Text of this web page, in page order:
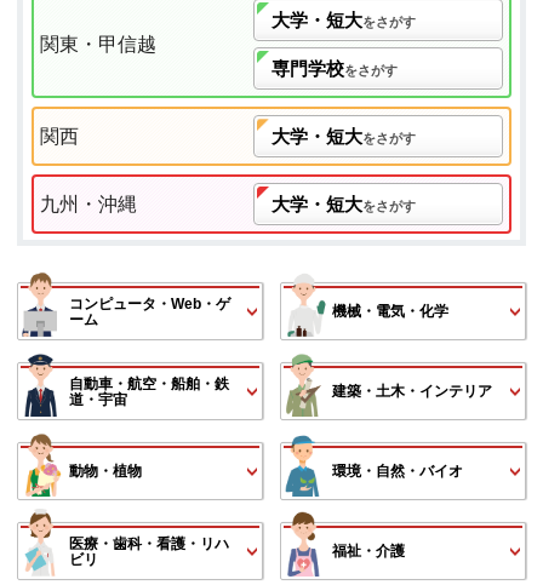
関東・甲信越
大学・短大をさがす
専門学校をさがす
関西 大学・短大をさがす
九州・沖縄 大学・短大をさがす
コンピュータ・Web・ゲ
ーム
機械・電気・化学
自動車・航空・船舶・鉄
道・宇宙
建築・土木・インテリア
動物・植物 環境・自然・バイオ
医療・歯科・看護・リハ
ビリ
福祉・介護